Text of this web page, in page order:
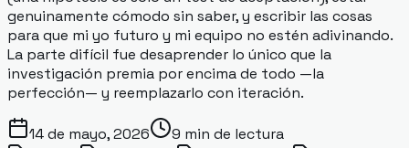
genuinamente cómodo sin saber, y escribir las cosas
para que mi yo futuro y mi equipo no estén adivinando.
La parte difícil fue desaprender lo único que la
investigación premia por encima de todo —la
perfección— y reemplazarlo con iteración.
14 de mayo, 2026 9 min de lectura